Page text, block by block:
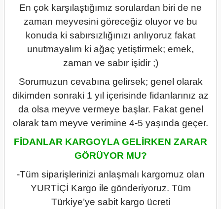
En çok karşılaştığımız sorulardan biri de ne
zaman meyvesini göreceğiz oluyor ve bu
konuda ki sabırsızlığınızı anlıyoruz fakat
unutmayalım ki ağaç yetiştirmek; emek,
zaman ve sabır işidir ;)
Sorumuzun cevabına gelirsek; genel olarak
dikimden sonraki 1 yıl içerisinde fidanlarınız az
da olsa meyve vermeye başlar. Fakat genel
olarak tam meyve verimine 4-5 yaşında geçer.
FİDANLAR KARGOYLA GELİRKEN ZARAR
GÖRÜYOR MU?
-Tüm siparişlerinizi anlaşmalı kargomuz olan
YURTİÇİ Kargo ile gönderiyoruz. Tüm
Türkiye’ye sabit kargo ücreti